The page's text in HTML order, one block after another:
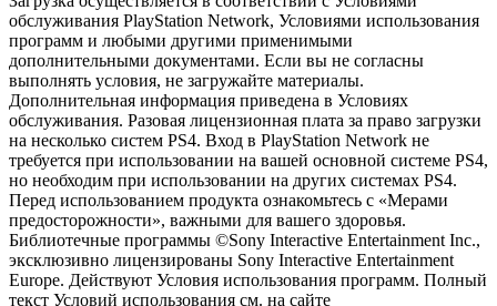
обслуживания PlayStation Network, Условиями использования
программ и любыми другими применимыми
дополнительными документами. Если вы не согласны
выполнять условия, не загружайте материалы.
Дополнительная информация приведена в Условиях
обслуживания. Разовая лицензионная плата за право загрузки
на несколько систем PS4. Вход в PlayStation Network не
требуется при использовании на вашей основной системе PS4,
но необходим при использовании на других системах PS4.
Перед использованием продукта ознакомьтесь с «Мерами
предосторожности», важными для вашего здоровья.
Библиотечные программы ©Sony Interactive Entertainment Inc.,
эксклюзивно лицензированы Sony Interactive Entertainment
Europe. Действуют Условия использования программ. Полный
текст Условий использования см. на сайте